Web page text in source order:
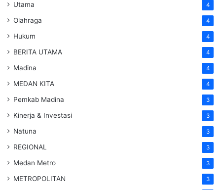
Utama 4
Olahraga 4
Hukum 4
BERITA UTAMA 4
Madina 4
MEDAN KITA 4
Pemkab Madina 3
Kinerja & Investasi 3
Natuna 3
REGIONAL 3
Medan Metro 3
METROPOLITAN 3